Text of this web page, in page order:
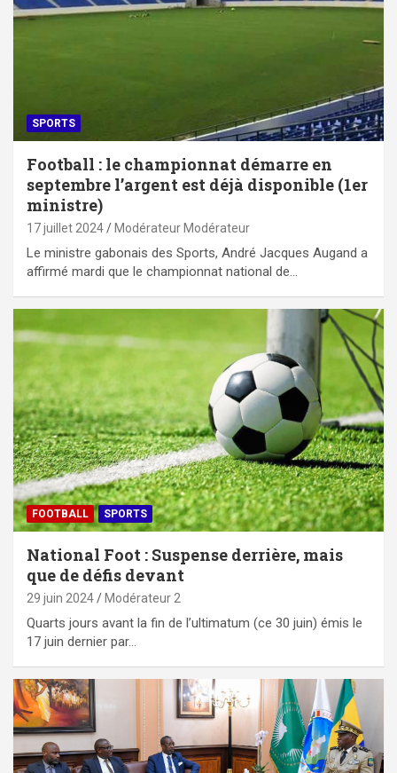
SPORTS
Football : le championnat démarre en
septembre l’argent est déjà disponible (1er
ministre)
17 juillet 2024 Modérateur Modérateur
Le ministre gabonais des Sports, André Jacques Augand a
affirmé mardi que le championnat national de…
FOOTBALL SPORTS
National Foot : Suspense derrière, mais
que de défis devant
29 juin 2024 Modérateur 2
Quarts jours avant la fin de l’ultimatum (ce 30 juin) émis le
17 juin dernier par…